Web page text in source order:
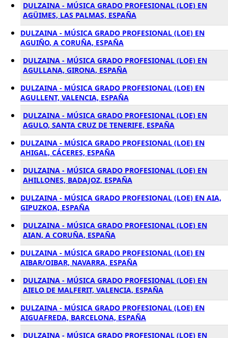
DULZAINA - MÚSICA GRADO PROFESIONAL (LOE) EN
AGÜIMES, LAS PALMAS, ESPAÑA
DULZAINA - MÚSICA GRADO PROFESIONAL (LOE) EN
AGUIÑO, A CORUÑA, ESPAÑA
DULZAINA - MÚSICA GRADO PROFESIONAL (LOE) EN
AGULLANA, GIRONA, ESPAÑA
DULZAINA - MÚSICA GRADO PROFESIONAL (LOE) EN
AGULLENT, VALENCIA, ESPAÑA
DULZAINA - MÚSICA GRADO PROFESIONAL (LOE) EN
AGULO, SANTA CRUZ DE TENERIFE, ESPAÑA
DULZAINA - MÚSICA GRADO PROFESIONAL (LOE) EN
AHIGAL, CÁCERES, ESPAÑA
DULZAINA - MÚSICA GRADO PROFESIONAL (LOE) EN
AHILLONES, BADAJOZ, ESPAÑA
DULZAINA - MÚSICA GRADO PROFESIONAL (LOE) EN AIA,
GIPUZKOA, ESPAÑA
DULZAINA - MÚSICA GRADO PROFESIONAL (LOE) EN
AIAN, A CORUÑA, ESPAÑA
DULZAINA - MÚSICA GRADO PROFESIONAL (LOE) EN
AIBAR/OIBAR, NAVARRA, ESPAÑA
DULZAINA - MÚSICA GRADO PROFESIONAL (LOE) EN
AIELO DE MALFERIT, VALENCIA, ESPAÑA
DULZAINA - MÚSICA GRADO PROFESIONAL (LOE) EN
AIGUAFREDA, BARCELONA, ESPAÑA
DULZAINA - MÚSICA GRADO PROFESIONAL (LOE) EN